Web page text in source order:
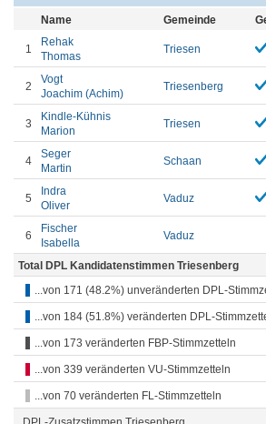
Name Gemeinde
1
Rehak
Thomas
Triesen
2
Vogt
Joachim (Achim)
Triesenberg
3
Kindle-Kühnis
Marion
Triesen
4
Seger
Martin
Schaan
5
Indra
Oliver
Vaduz
6
Fischer
Isabella
Vaduz
Total DPL Kandidatenstimmen Triesenberg
...von 171 (48.2%) unveränderten DPL-
...von 184 (51.8%) veränderten DPL-
...von 173 veränderten FBP-Stimmzetteln
...von 339 veränderten VU-Stimmzetteln
...von 70 veränderten FL-Stimmzetteln